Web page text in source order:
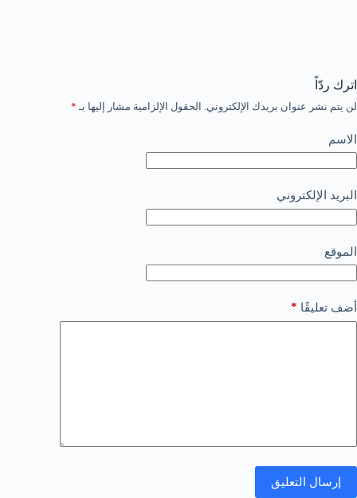
اترك ردّاً
لن يتم نشر عنوان بريدك الإلكتروني. الحقول الإلزامية مشار إليها بـ *
الاسم
البريد الإلكتروني
الموقع
أضف تعليقًا *
إرسال التعليق